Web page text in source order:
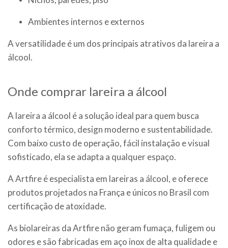
Ambientes internos e externos
A versatilidade é um dos principais atrativos da lareira a
álcool.
Onde comprar lareira a álcool
A lareira a álcool é a solução ideal para quem busca
conforto térmico, design moderno e sustentabilidade.
Com baixo custo de operação, fácil instalação e visual
sofisticado, ela se adapta a qualquer espaço.
A Artfire é especialista em lareiras a álcool, e oferece
produtos projetados na França e únicos no Brasil com
certificação de atoxidade.
As biolareiras da Artfire não geram fumaça, fuligem ou
odores e são fabricadas em aço inox de alta qualidade e